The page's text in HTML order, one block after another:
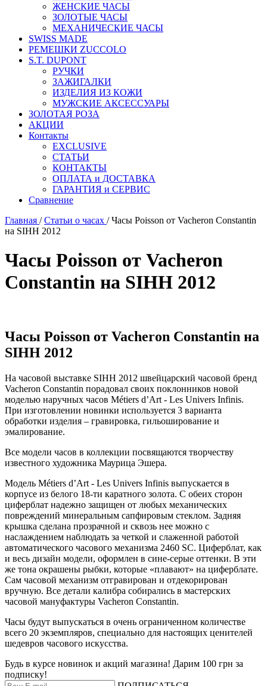
ЖЕНСКИЕ ЧАСЫ
ЗОЛОТЫЕ ЧАСЫ
МЕХАНИЧЕСКИЕ ЧАСЫ
SWISS MADE
РЕМЕШКИ ZUCCOLO
S.T. DUPONT
РУЧКИ
ЗАЖИГАЛКИ
ИЗДЕЛИЯ ИЗ КОЖИ
МУЖСКИЕ АКСЕССУАРЫ
ЗОЛОТАЯ РОЗА
АКЦИИ
Контакты
EXCLUSIVE
СТАТЬИ
КОНТАКТЫ
ОПЛАТА и ДОСТАВКА
ГАРАНТИЯ и СЕРВИС
Сравнение
Главная /Статьи о часах / Часы Poisson от Vacheron Constantin
на SIHH 2012
Часы Poisson от Vacheron
Constantin на SIHH 2012
Часы Poisson от Vacheron Constantin на
SIHH 2012
На часовой выставке SIHH 2012 швейцарский часовой бренд
Vacheron Constantin порадовал своих поклонников новой
моделью наручных часов Métiers d’Art - Les Univers Infinis.
При изготовлении новинки используется 3 варианта
обработки изделия – гравировка, гильоширование и
эмалирование.
Все модели часов в коллекции посвящаются творчеству
известного художника Маурица Эшера.
Модель Métiers d’Art - Les Univers Infinis выпускается в
корпусе из белого 18-ти каратного золота. С обеих сторон
циферблат надежно защищен от любых механических
повреждений минеральным сапфировым стеклом. Задняя
крышка сделана прозрачной и сквозь нее можно с
наслаждением наблюдать за четкой и слаженной работой
автоматического часового механизма 2460 SC. Циферблат, как
и весь дизайн модели, оформлен в сине-серые оттенки. В эти
же тона окрашены рыбки, которые «плавают» на циферблате.
Сам часовой механизм отгравирован и отдекорирован
вручную. Все детали калибра собирались в мастерских
часовой мануфактуры Vacheron Constantin.
Часы будут выпускаться в очень ограниченном количестве
всего 20 экземпляров, специально для настоящих ценителей
шедевров часового искусства.
Будь в курсе новинок и акций магазина! Дарим 100 грн за
подписку!